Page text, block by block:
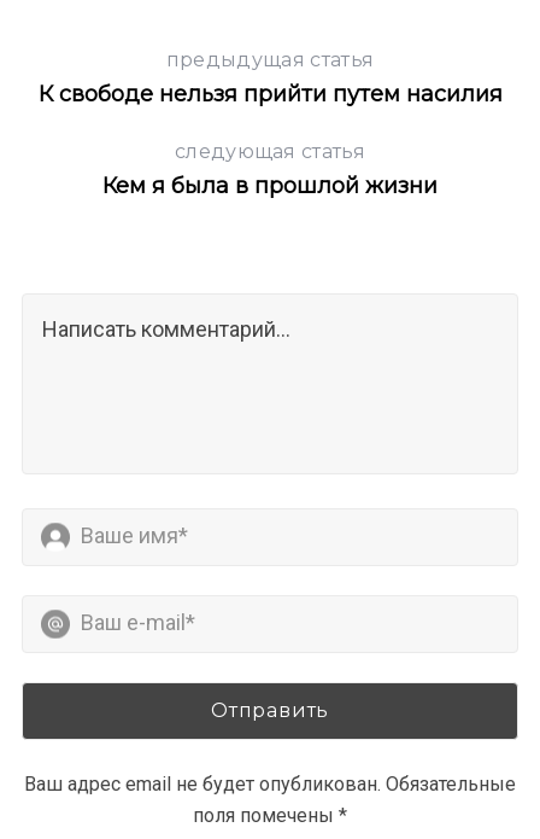
предыдущая статья
К свободе нельзя прийти путем насилия
следующая статья
Кем я была в прошлой жизни
Ваш адрес email не будет опубликован. Обязательные
поля помечены *